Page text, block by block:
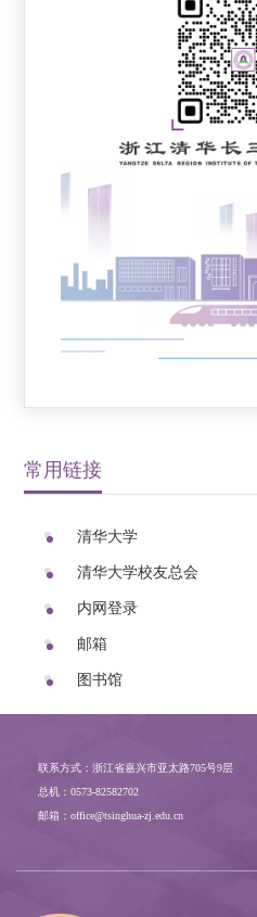
常用链接
清华大学
清华大学校友总会
内网登录
邮箱
图书馆
联系方式：浙江省嘉兴市亚太路705号9层
总机：0573-82582702
邮箱：office@tsinghua-zj.edu.cn